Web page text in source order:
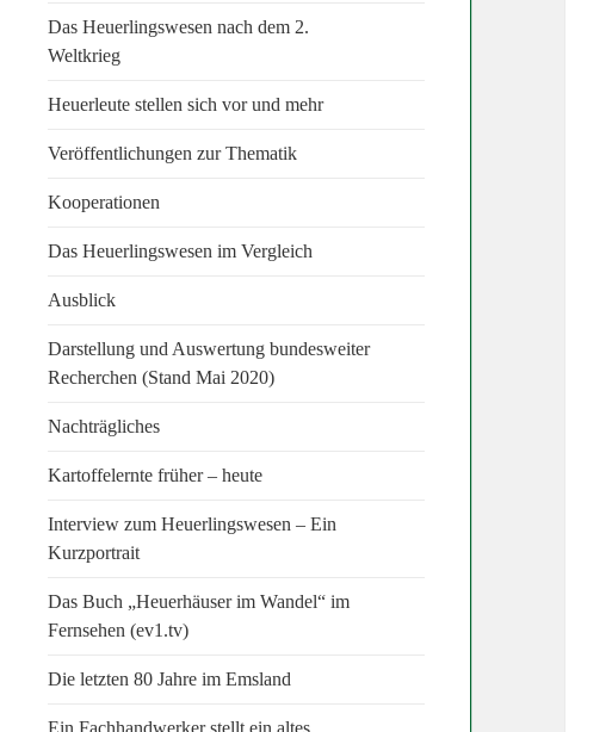
Das Heuerlingswesen nach dem 2.
Weltkrieg
Heuerleute stellen sich vor und mehr
Veröffentlichungen zur Thematik
Kooperationen
Das Heuerlingswesen im Vergleich
Ausblick
Darstellung und Auswertung bundesweiter
Recherchen (Stand Mai 2020)
Nachträgliches
Kartoffelernte früher – heute
Interview zum Heuerlingswesen – Ein
Kurzportrait
Das Buch „Heuerhäuser im Wandel“ im
Fernsehen (ev1.tv)
Die letzten 80 Jahre im Emsland
Ein Fachhandwerker stellt ein altes